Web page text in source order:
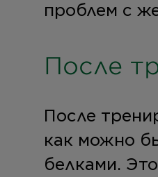
проблем с
После
После
как можно
белками.